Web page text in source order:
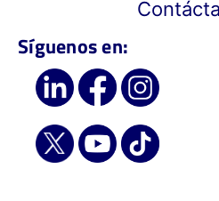
Síguenos en: